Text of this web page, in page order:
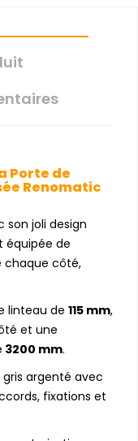
Porte de
Renomatic
son joli design
équipée de
chaque côté,
linteau de 115 mm,
et une
3200 mm.
argenté avec
fixations et